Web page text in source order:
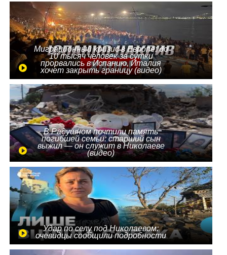
Миграционный кризис в Европе: до
10 тысяч человек за сутки
прорвались в Испанию, Италия
хочет закрыть границу (видео)
В Радушном почтили память
погибшей семьи: старший сын
выжил — он служит в Николаеве
(видео)
Удар по селу под Николаевом:
очевидцы сообщили подробности